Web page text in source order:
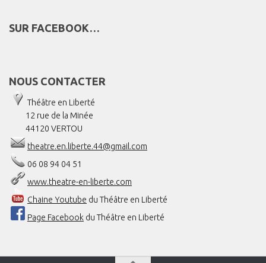
SUR FACEBOOK…
NOUS CONTACTER
Théâtre en Liberté
12 rue de la Minée
44120 VERTOU
theatre.en.liberte.44@gmail.com
06 08 94 04 51
www.theatre-en-liberte.com
Chaine Youtube du Théâtre en Liberté
Page Facebook du Théâtre en Liberté